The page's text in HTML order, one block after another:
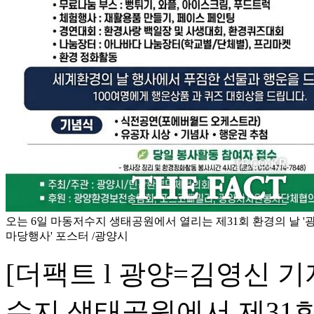
오는 6일 마동저수지 생태공원에서 열리는 제31회 환경의 날 '
마당행사' 포스터 /광양시
[더팩트 l 광양=김영신